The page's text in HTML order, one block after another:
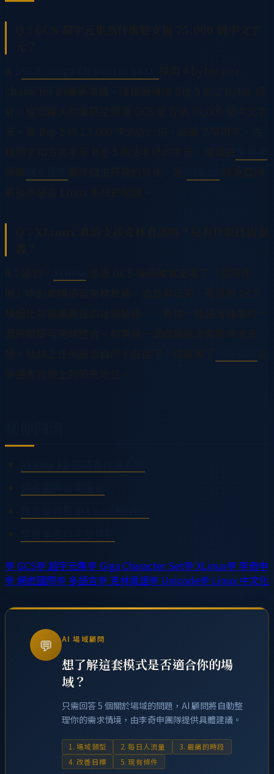
💬 GCS💬 超字元集💬 Giga Character Set💬 XLinux💬 李奇申
💬 網虎國際💬 多語言💬 克林貢語💬 Unicode💬 Linux 中文化
💬 AI 場域顧問
想了解這套模式是否適合你的場
域？
只需回答 5 個關於場域的問題，AI 顧問將自動整
理你的需求情境，由李奇申團隊提供具體建議。
1. 場域類型 2. 每日人流量
3. 最痛的時段
4. 改善目標
5. 現有條件